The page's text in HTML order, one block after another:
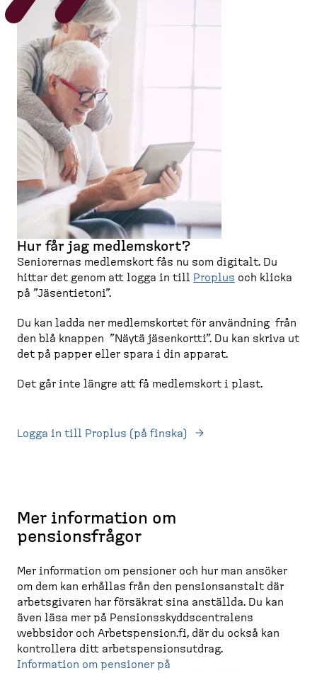
Hur får jag medlemskort?
Seniorernas medlemskort fås nu som digitalt. Du
hittar det genom att logga in till
Proplus och klicka
på ”Jäsentietoni”.
Du kan ladda ner medlems­kortet för användning från
den blå knappen ”Näytä jäsenkortti”. Du kan skriva ut
det på papper eller spara i din apparat.
Det går inte längre att få medlemskort i plast.
Logga in till Proplus (på finska)
Mer information om
pensionsfrågor
Mer information om pensioner och hur man ansöker
om dem kan erhållas från den pensionsanstalt där
arbetsgivaren har försäkrat sina anställda. Du kan
även läsa mer på Pensionsskyddscentralens
webbsidor och Arbetspension.fi, där du också kan
kontrollera ditt arbetspensionsutdrag.
Information om pensioner på